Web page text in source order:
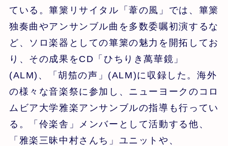
ている。篳篥リサイタル「葦の風」では、篳篥
独奏曲やアンサンブル曲を多数委嘱初演するな
ど、ソロ楽器としての篳篥の魅力を開拓してお
り、その成果をCD「ひちりき萬華鏡」
(ALM)、「胡笳の声」(ALM)に収録した。海外
の様々な音楽祭に参加し、ニューヨークのコロ
ムビア大学雅楽アンサンブルの指導も行ってい
る。「伶楽舎」メンバーとして活動する他、
「雅楽三昧中村さんち」ユニットや、